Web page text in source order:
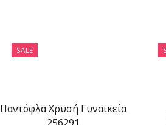
SALE
Παντόφλα Χρυσή Γυναικεία